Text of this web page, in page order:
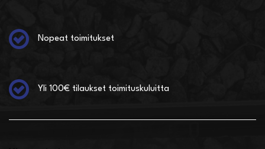
Nopeat toimitukset
Yli 100€ tilaukset toimituskuluitta